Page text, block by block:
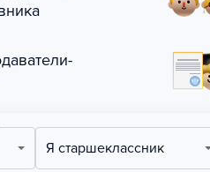
Я старшеклассник